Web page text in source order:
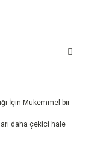
İçin Mükemmel bir
daha çekici hale